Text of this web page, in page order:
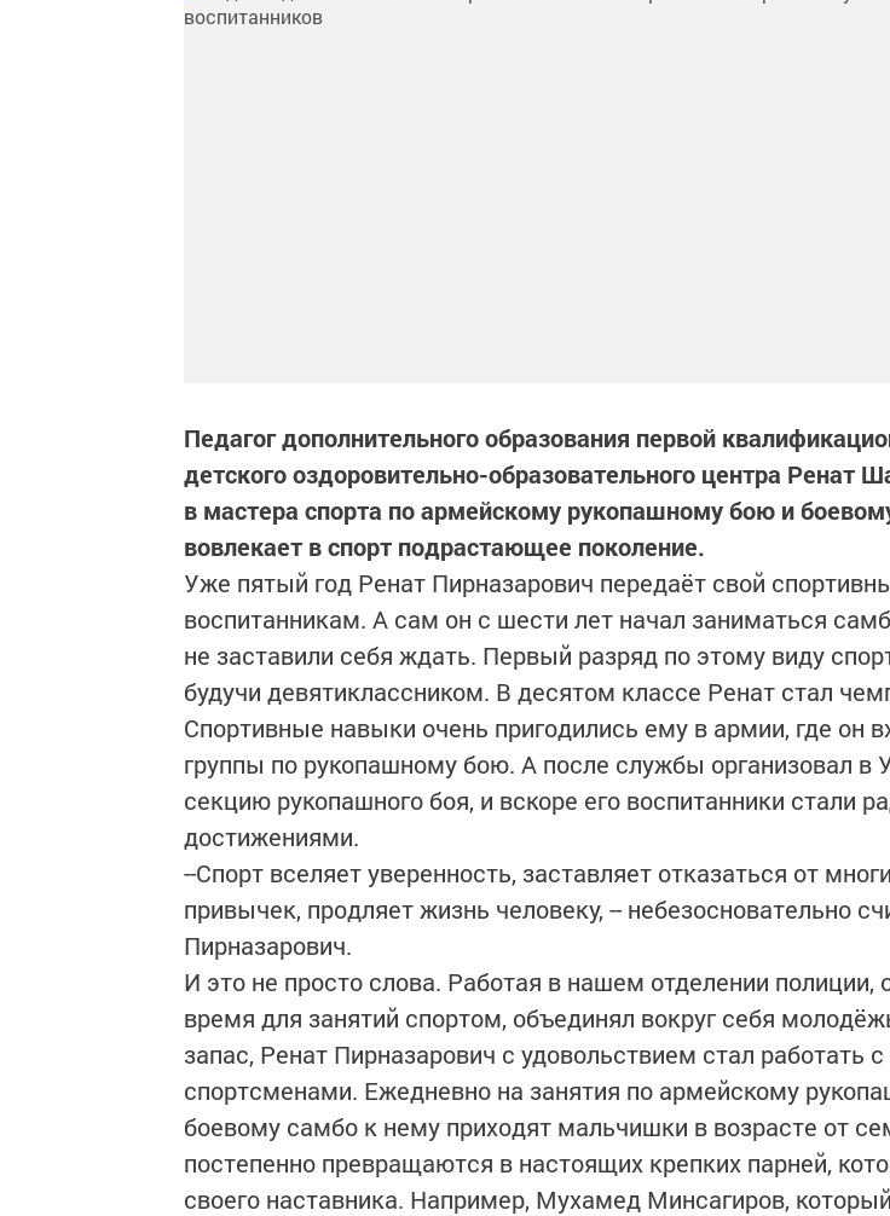
Педагог дополнительного образования первой
детского оздоровительно-образовательного центра Ренат
в мастера спорта по армейскому рукопашному бою и
вовлекает в спорт подрастающее поколение.
Уже пятый год Ренат Пирназарович передаёт свой
воспитанникам. А сам он с шести лет начал заниматься
не заставили себя ждать. Первый разряд по этому виду
будучи девятиклассником. В десятом классе Ренат стал
Спортивные навыки очень пригодились ему в армии, где он
группы по рукопашному бою. А после службы организовал в
секцию рукопашного боя, и вскоре его воспитанники стали
достижениями.
--Спорт вселяет уверенность, заставляет отказаться от
привычек, продляет жизнь человеку, -- небезосновательно
Пирназарович.
И это не просто слова. Работая в нашем отделении полиции,
время для занятий спортом, объединял вокруг себя
запас, Ренат Пирназарович с удовольствием стал работать
спортсменами. Ежедневно на занятия по армейскому
боевому самбо к нему приходят мальчишки в возрасте от
постепенно превращаются в настоящих крепких парней,
своего наставника. Например, Мухамед Минсагиров,